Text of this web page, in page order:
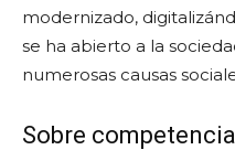
modernizado,
se ha abierto a la
numerosas causas
Sobre